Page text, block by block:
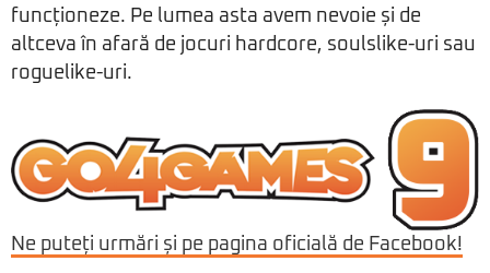
funcționeze. Pe lumea asta avem nevoie și de
altceva în afară de jocuri hardcore, soulslike-uri sau
roguelike-uri.
Ne puteți urmări și pe pagina oficială de Facebook!